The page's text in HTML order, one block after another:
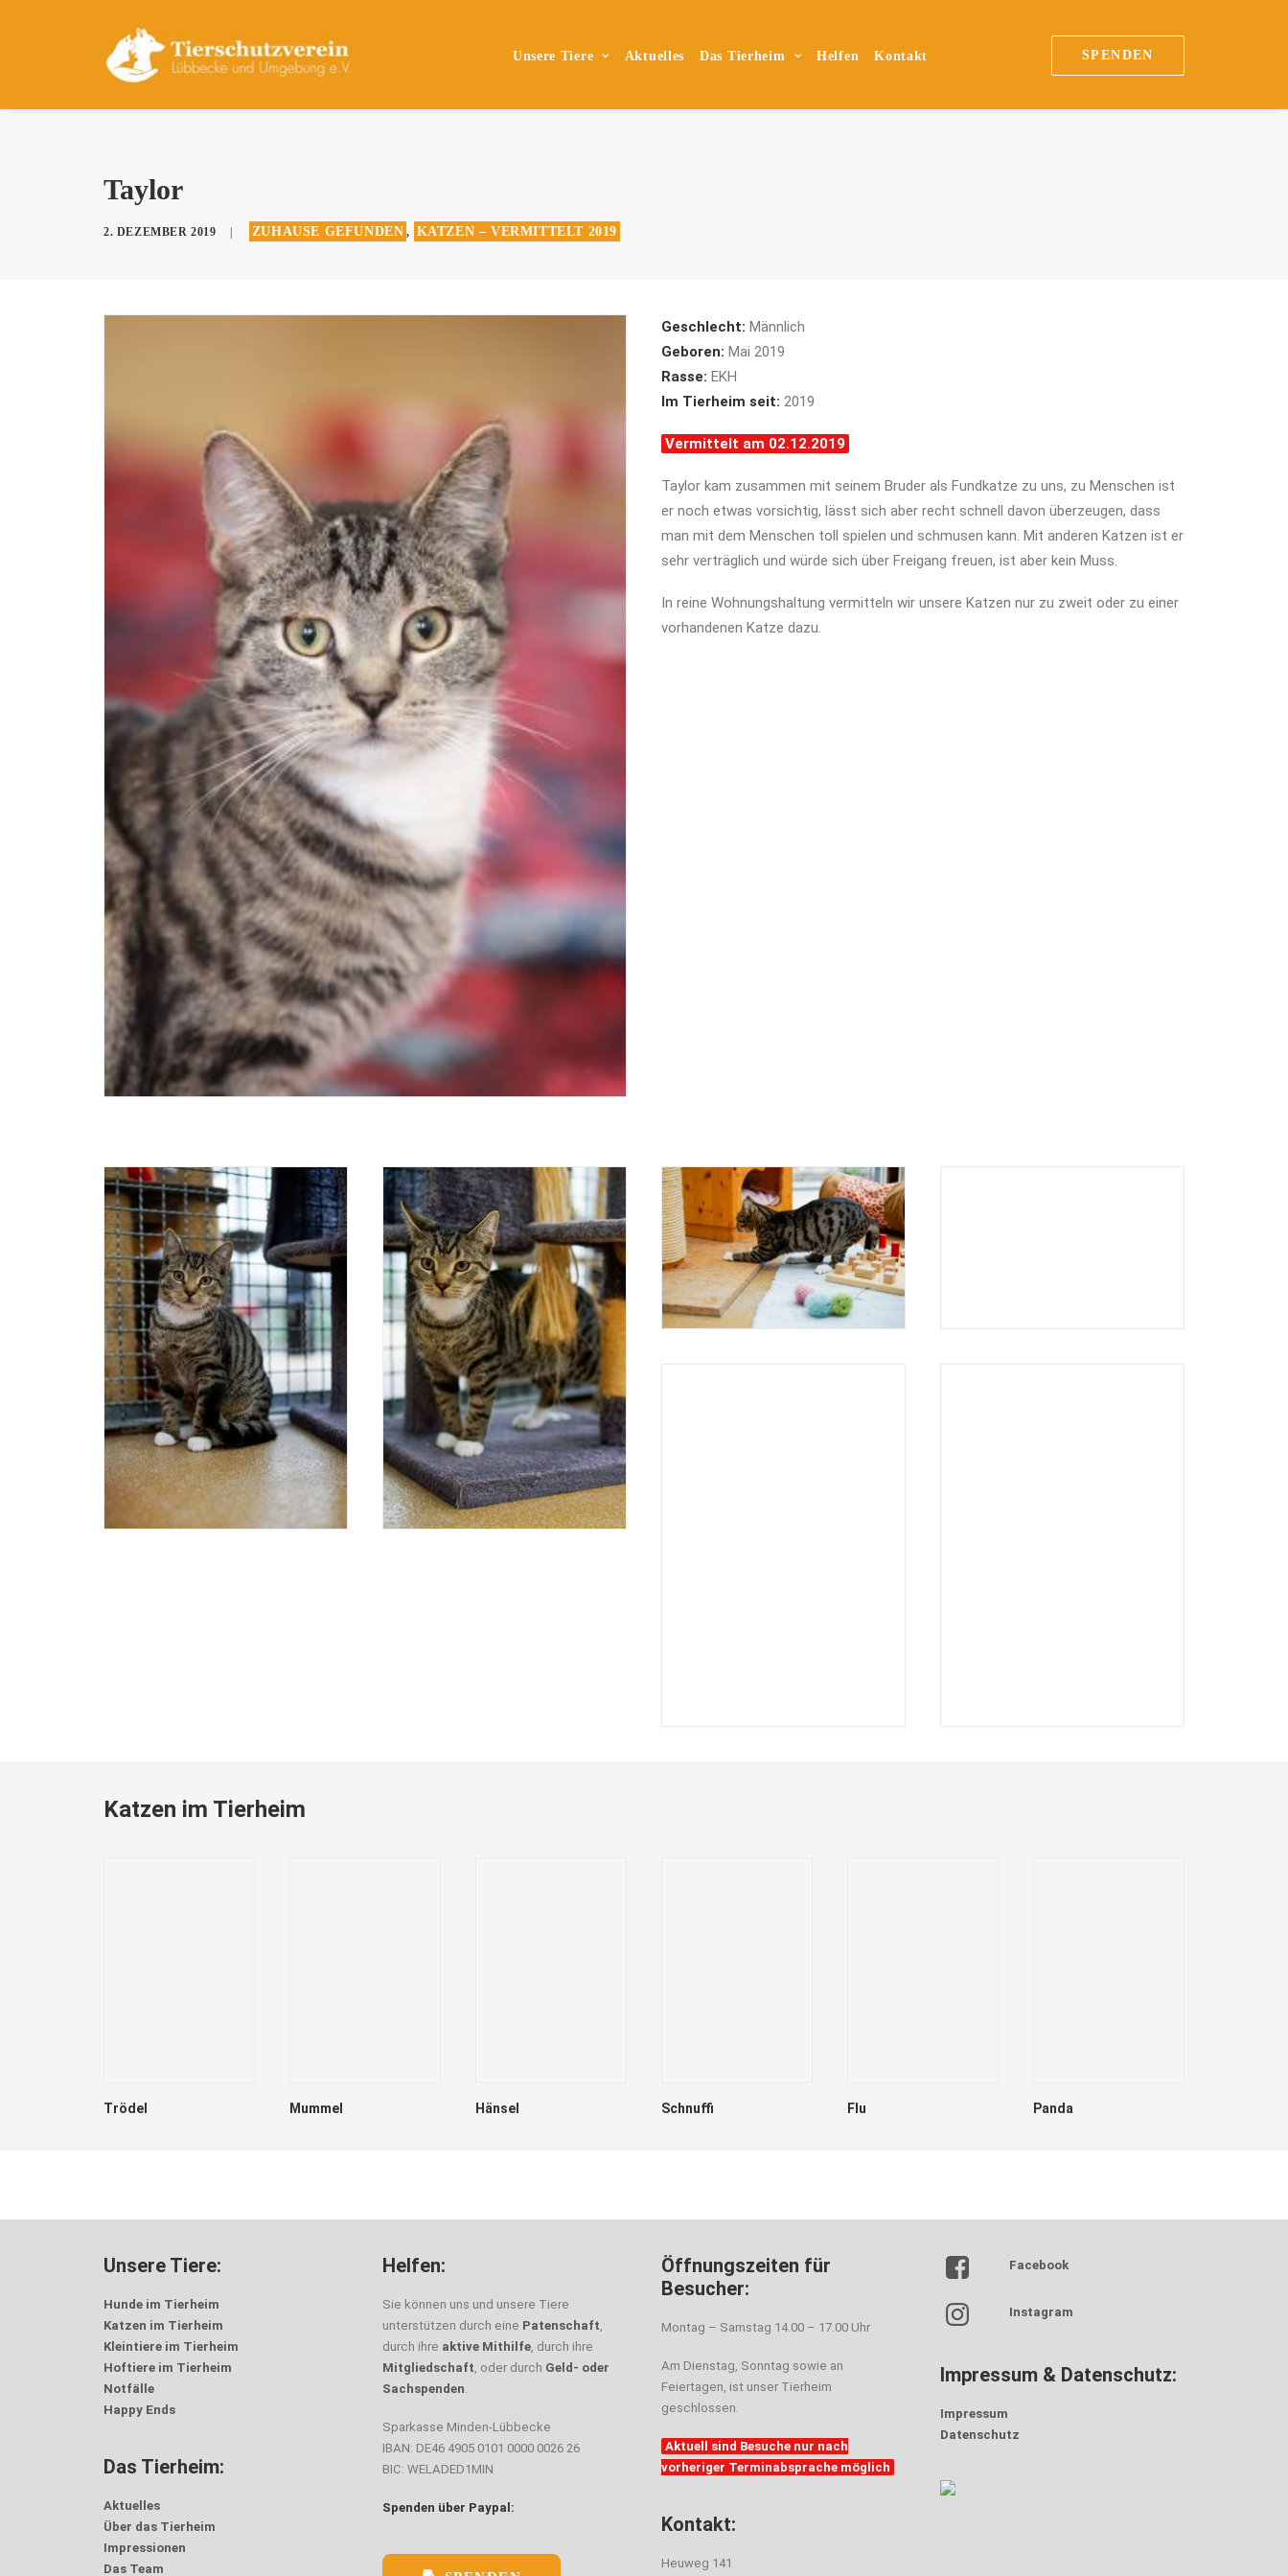
Unsere Tiere Aktuelles Das Tierheim Helfen Kontakt SPENDEN
Taylor
2. DEZEMBER 2019 ZUHAUSE GEFUNDEN , KATZEN – VERMITTELT 2019
Geschlecht: Männlich
Geboren: Mai 2019
Rasse: EKH
Im Tierheim seit: 2019
Vermittelt am 02.12.2019
Taylor kam zusammen mit seinem Bruder als Fundkatze zu uns, zu Menschen ist
er noch etwas vorsichtig, lässt sich aber recht schnell davon überzeugen, dass
man mit dem Menschen toll spielen und schmusen kann. Mit anderen Katzen ist er
sehr verträglich und würde sich über Freigang freuen, ist aber kein Muss.
In reine Wohnungshaltung vermitteln wir unsere Katzen nur zu zweit oder zu einer
vorhandenen Katze dazu.
Katzen im Tierheim
Trödel Mummel Hänsel Schnuffi Flu Panda
Unsere Tiere:
Hunde im Tierheim
Katzen im Tierheim
Kleintiere im Tierheim
Hoftiere im Tierheim
Notfälle
Happy Ends
Das Tierheim:
Aktuelles
Über das Tierheim
Impressionen
Das Team
Helfen:
Sie können uns und unsere Tiere
unterstützen durch eine Patenschaft,
durch ihre aktive Mithilfe, durch ihre
Mitgliedschaft, oder durch Geld- oder
Sachspenden.
Sparkasse Minden-Lübbecke
IBAN: DE46 4905 0101 0000 0026 26
BIC: WELADED1MIN
Spenden über Paypal:
Öffnungszeiten für
Besucher:
Montag – Samstag 14.00 – 17.00 Uhr
Am Dienstag, Sonntag sowie an
Feiertagen, ist unser Tierheim
geschlossen.
Aktuell sind Besuche nur nach
vorheriger Terminabsprache möglich
Kontakt:
Heuweg 141
Facebook
Instagram
Impressum & Datenschutz:
Impressum
Datenschutz